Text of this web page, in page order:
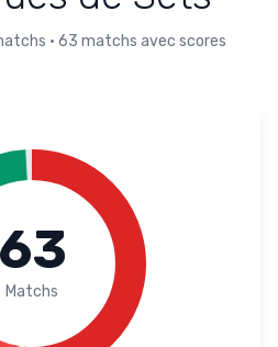
• 63 matchs avec scores
63
Matchs